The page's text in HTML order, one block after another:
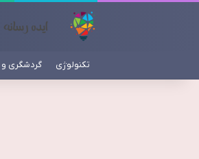
تکنولوژی گردشگری و